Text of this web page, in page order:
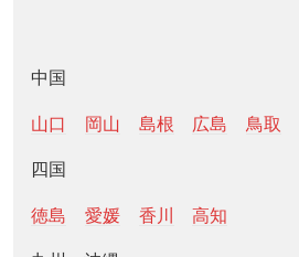
中国
山口 岡山 島根 広島 鳥取
四国
徳島 愛媛 香川 高知